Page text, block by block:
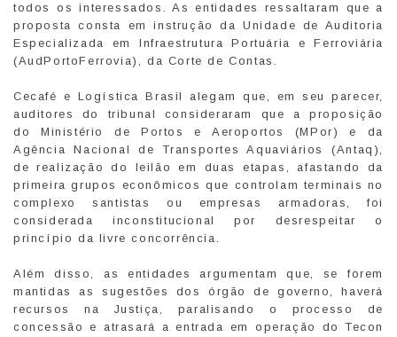
todos os interessados. As entidades ressaltaram que a
proposta consta em instrução da Unidade de Auditoria
Especializada em Infraestrutura Portuária e Ferroviária
(AudPortoFerrovia), da Corte de Contas.
Cecafé e Logística Brasil alegam que, em seu parecer,
auditores do tribunal consideraram que a proposição
do Ministério de Portos e Aeroportos (MPor) e da
Agência Nacional de Transportes Aquaviários (Antaq),
de realização do leilão em duas etapas, afastando da
primeira grupos econômicos que controlam terminais no
complexo santistas ou empresas armadoras, foi
considerada inconstitucional por desrespeitar o
princípio da livre concorrência.
Além disso, as entidades argumentam que, se forem
mantidas as sugestões dos órgão de governo, haverá
recursos na Justiça, paralisando o processo de
concessão e atrasará a entrada em operação do Tecon